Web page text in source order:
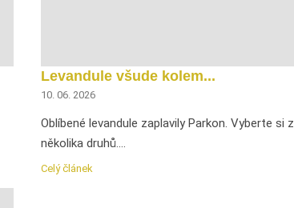
Levandule všude kolem...
10. 06. 2026
Oblíbené levandule zaplavily Parkon. Vyberte si z
několika druhů....
Celý článek